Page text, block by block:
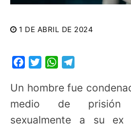
1 DE ABRIL DE 2024
FacebookTwitterWhatsApp
Un hombre fue
medio de prisión
sexualmente a su ex